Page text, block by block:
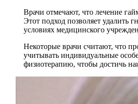
Врачи отмечают, что лечение
Этот подход позволяет удалить
условиях медицинского
Некоторые врачи считают, что
учитывать индивидуальные
физиотерапию, чтобы достичь